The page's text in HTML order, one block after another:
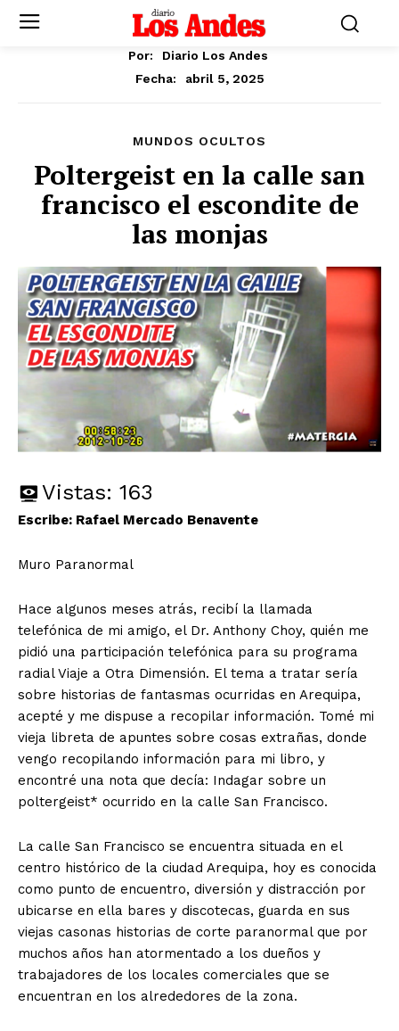
Por:
Diario Los Andes
Fecha:
abril 5, 2025
MUNDOS OCULTOS
Poltergeist en la calle san
francisco el escondite de
las monjas
Vistas: 163
Escribe: Rafael Mercado Benavente
Muro Paranormal
Hace algunos meses atrás, recibí la llamada
telefónica de mi amigo, el Dr. Anthony Choy, quién me
pidió una participación telefónica para su programa
radial Viaje a Otra Dimensión. El tema a tratar sería
sobre historias de fantasmas ocurridas en Arequipa,
acepté y me dispuse a recopilar información. Tomé mi
vieja libreta de apuntes sobre cosas extrañas, donde
vengo recopilando información para mi libro, y
encontré una nota que decía: Indagar sobre un
poltergeist* ocurrido en la calle San Francisco.
La calle San Francisco se encuentra situada en el
centro histórico de la ciudad Arequipa, hoy es conocida
como punto de encuentro, diversión y distracción por
ubicarse en ella bares y discotecas, guarda en sus
viejas casonas historias de corte paranormal que por
muchos años han atormentado a los dueños y
trabajadores de los locales comerciales que se
encuentran en los alrededores de la zona.